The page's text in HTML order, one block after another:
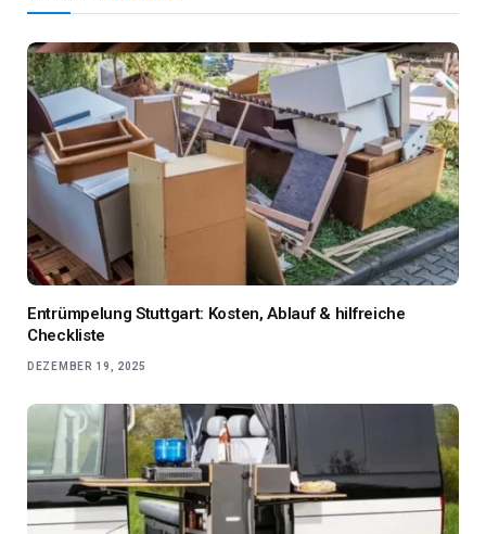
Entrümpelung Stuttgart: Kosten, Ablauf & hilfreiche
Checkliste
DEZEMBER 19, 2025